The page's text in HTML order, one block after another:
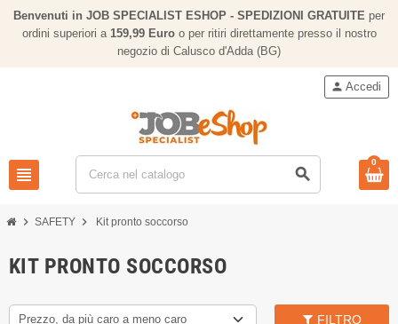
Benvenuti in JOB SPECIALIST ESHOP - SPEDIZIONI GRATUITE per
ordini superiori a 159,99 Euro o per ritiri direttamente presso il nostro
negozio di Calusco d'Adda (BG)
view_headline search
person Accedi
0
chevron_right SAFETY chevron_right Kit pronto soccorso
KIT PRONTO SOCCORSO
Prezzo, da più caro a meno caro FILTRO